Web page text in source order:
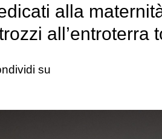
alla
all’entroterra
su